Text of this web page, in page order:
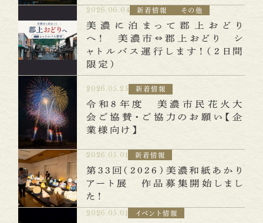
2026.06.04 新着情報 その他
美濃に泊まって郡上おどり
へ！ 美濃市⇔郡上おどり シ
ャトルバス運行します！（2日間
限定）
2026.05.25 新着情報
令和８年度 美濃市民花火大
会ご協賛・ご協力のお願い【企
業様向け】
2026.05.01 新着情報
第33回（2026）美濃和紙あかり
アート展 作品募集開始しまし
た！
2026.05.01 イベント情報